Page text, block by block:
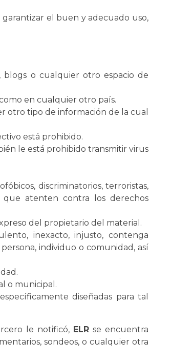
el buen y adecuado uso,
blogs o cualquier otro espacio de
en cualquier otro país.
otro tipo de información de la cual
está prohibido.
le está prohibido transmitir virus
discriminatorios, terroristas,
atenten contra los derechos
del propietario del material.
inexacto, injusto, contenga
individuo o comunidad, así
o municipal.
diseñadas para tal
le notificó, ELR se encuentra
sondeos, o cualquier otra